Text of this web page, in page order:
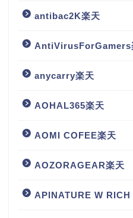
antibac2K楽天
AntiVirusForGamers
anycarry楽天
AOHAL365楽天
AOMI COFEE楽天
AOZORAGEAR楽天
APINATURE W